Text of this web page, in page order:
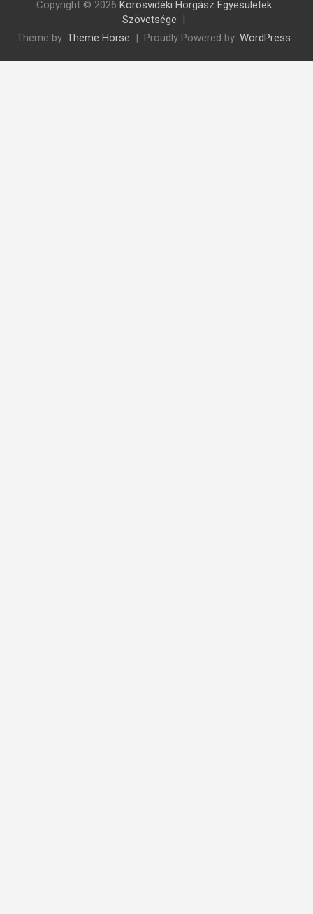
Copyright © 2026 Körösvidéki Horgász Egyesületek
Szövetsége
Theme by: Theme Horse Proudly Powered by: WordPress